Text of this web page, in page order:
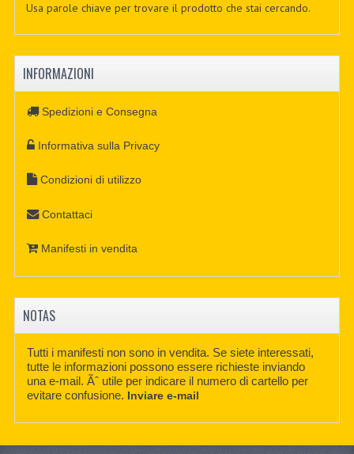
Usa parole chiave per trovare il prodotto che stai cercando.
INFORMAZIONI
Spedizioni e Consegna
Informativa sulla Privacy
Condizioni di utilizzo
Contattaci
Manifesti in vendita
NOTAS
Tutti i manifesti non sono in vendita. Se siete interessati,
tutte le informazioni possono essere richieste inviando
una e-mail. Ãˆ utile per indicare il numero di cartello per
evitare confusione. Inviare e-mail